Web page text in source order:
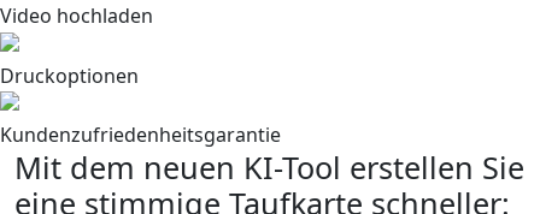
Video hochladen
Druckoptionen
Kundenzufriedenheitsgarantie
Mit dem neuen KI-Tool erstellen Sie
eine stimmige Taufkarte schneller: